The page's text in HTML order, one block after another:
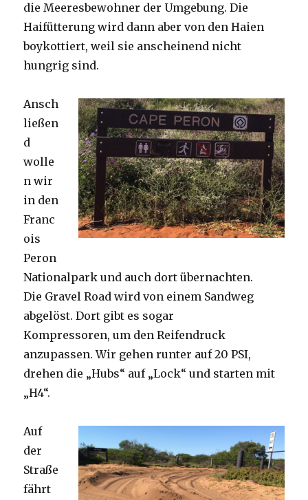
die Meeresbewohner der Umgebung. Die
Haifütterung wird dann aber von den Haien
boykottiert, weil sie anscheinend nicht
hungrig sind.
Ansch
ließen
d
wolle
n wir
in den
Franc
ois
Peron
Nationalpark und auch dort übernachten.
Die Gravel Road wird von einem Sandweg
abgelöst. Dort gibt es sogar
Kompressoren, um den Reifendruck
anzupassen. Wir gehen runter auf 20 PSI,
drehen die „Hubs“ auf „Lock“ und starten mit
„H4“.
Auf
der
Straße
fährt